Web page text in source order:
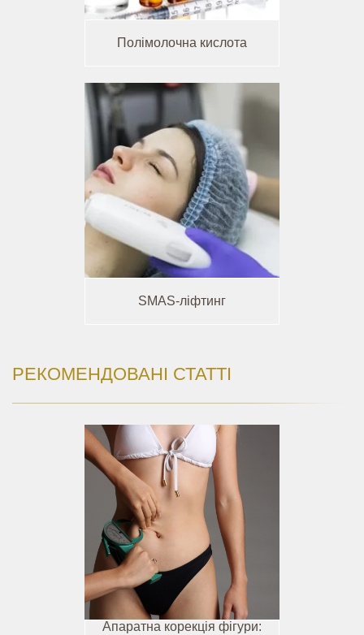
Полімолочна кислота
SMAS-ліфтинг
РЕКОМЕНДОВАНІ СТАТТІ
Апаратна корекція фігури: